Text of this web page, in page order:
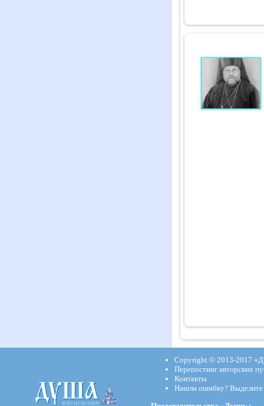
Copyright © 2013-2017
Перепостинг авторских
Контакты
Нашли ошибку?